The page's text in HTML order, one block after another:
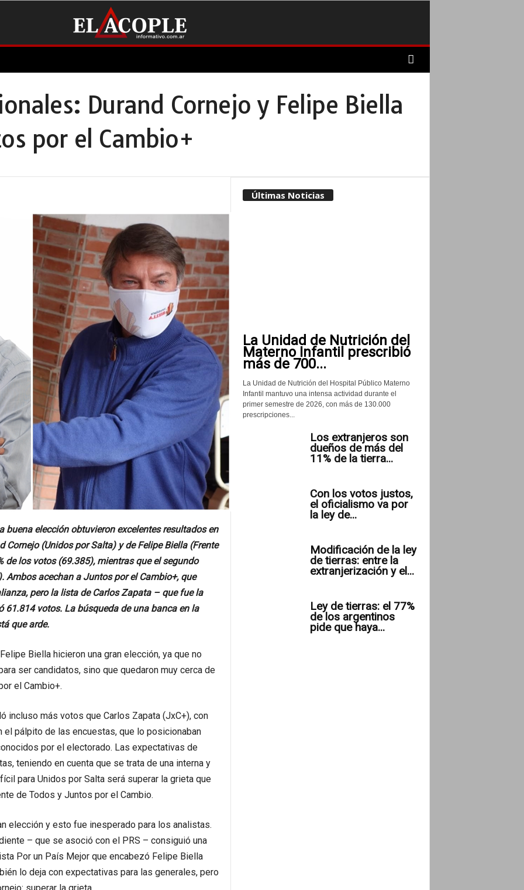
Durand Cornejo y Felipe Biella
por el Cambio+
buena elección obtuvieron excelentes resultados en
Cornejo (Unidos por Salta) y de Felipe Biella (Frente
de los votos (69.385), mientras que el segundo
acechan a Juntos por el Cambio+, que
pero la lista de Carlos Zapata – que fue la
votos. La búsqueda de una banca en la
que arde.
Biella hicieron una gran elección, ya que no
ser candidatos, sino que quedaron muy cerca de
el Cambio+.
incluso más votos que Carlos Zapata (JxC+), con
pálpito de las encuestas, que lo posicionaban
por el electorado. Las expectativas de
teniendo en cuenta que se trata de una interna y
para Unidos por Salta será superar la grieta que
de Todos y Juntos por el Cambio.
elección y esto fue inesperado para los analistas.
– que se asoció con el PRS – consiguió una
Por un País Mejor que encabezó Felipe Biella
lo deja con expectativas para las generales, pero
Últimas Noticias
La Unidad de Nutrición del
Materno Infantil prescribió
más de 700...
La Unidad de Nutrición del Hospital Público Materno
Infantil mantuvo una intensa actividad durante el
primer semestre de 2026, con más de 130.000
prescripciones...
Los extranjeros son
dueños de más del
11% de la tierra...
Con los votos justos,
el oficialismo va por
la ley de...
Modificación de la ley
de tierras: entre la
extranjerización y el...
Ley de tierras: el 77%
de los argentinos
pide que haya...